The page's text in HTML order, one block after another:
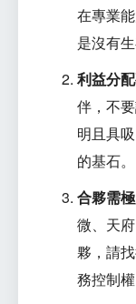
在專業
是沒有生
利益分
伴，不
明且具
的基石。
合夥需
微、天
夥，請
務控制權